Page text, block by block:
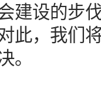
建设的步
此，我们
。